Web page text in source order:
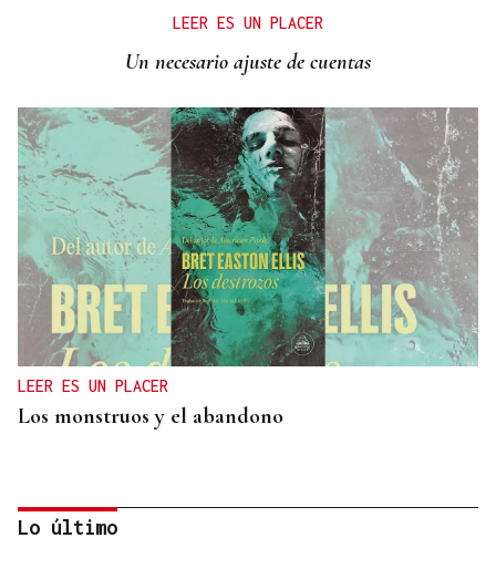
LEER ES UN PLACER
Un necesario ajuste de cuentas
LEER ES UN PLACER
Los monstruos y el abandono
Lo último